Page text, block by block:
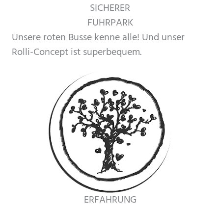
SICHERER
FUHRPARK
Unsere roten Busse kenne alle! Und unser
Rolli-Concept ist superbequem.
ERFAHRUNG